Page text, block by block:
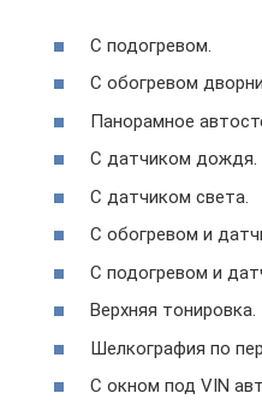
С подогревом.
С обогревом
Панорамное
С датчиком дождя.
С датчиком света.
С обогревом и
С подогревом и
Верхняя тонировка.
Шелкография по
С окном под VIN